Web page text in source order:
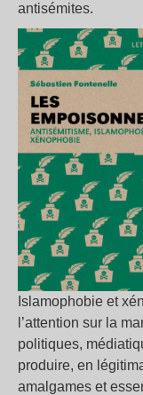
antisémites.
Islamophobie et
l’attention sur la
politiques,
produire, en
amalgames et